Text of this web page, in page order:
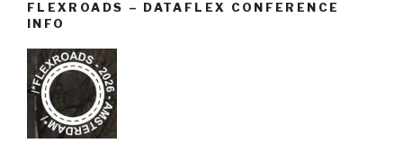
FLEXROADS – DATAFLEX CONFERENCE
INFO